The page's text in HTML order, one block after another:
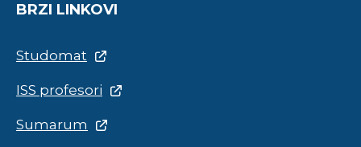
BRZI LINKOVI
Studomat
ISS profesori
Sumarum